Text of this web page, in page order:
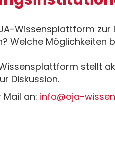
Wissensplattform
Welche Möglichkeiten
stellt
Diskussion.
an: info@oja-